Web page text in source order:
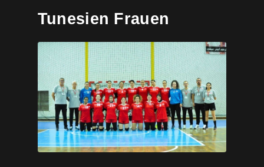
Tunesien Frauen